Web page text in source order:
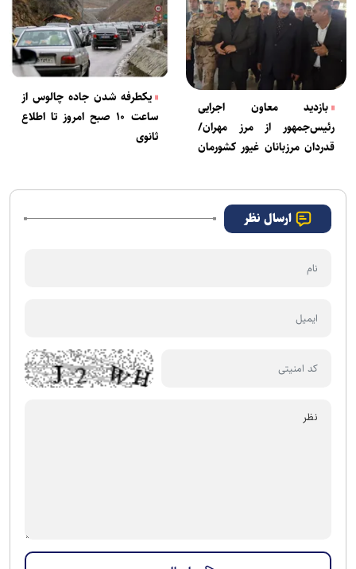
بازدید معاون اجرایی
رئیس‌جمهور از مرز مهران/
قدردان مرزبانان غیور کشورمان
یکطرفه شدن جاده چالوس از
ساعت ۱۰ صبح امروز تا اطلاع
ثانوی
ارسال نظر